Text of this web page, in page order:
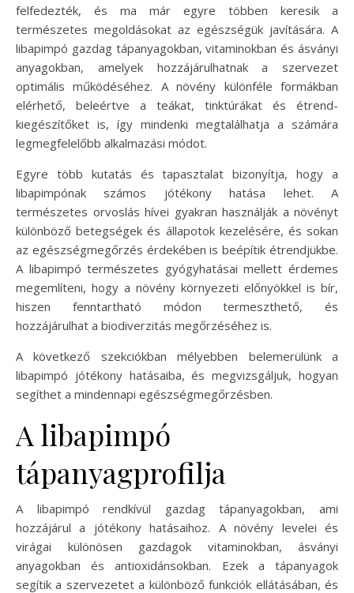
felfedezték, és ma már egyre többen keresik a
természetes megoldásokat az egészségük javítására. A
libapimpó gazdag tápanyagokban, vitaminokban és ásványi
anyagokban, amelyek hozzájárulhatnak a szervezet
optimális működéséhez. A növény különféle formákban
elérhető, beleértve a teákat, tinktúrákat és étrend-
kiegészítőket is, így mindenki megtalálhatja a számára
legmegfelelőbb alkalmazási módot.
Egyre több kutatás és tapasztalat bizonyítja, hogy a
libapimpónak számos jótékony hatása lehet. A
természetes orvoslás hívei gyakran használják a növényt
különböző betegségek és állapotok kezelésére, és sokan
az egészségmegőrzés érdekében is beépítik étrendjükbe.
A libapimpó természetes gyógyhatásai mellett érdemes
megemlíteni, hogy a növény környezeti előnyökkel is bír,
hiszen fenntartható módon termeszthető, és
hozzájárulhat a biodiverzitás megőrzéséhez is.
A következő szekciókban mélyebben belemerülünk a
libapimpó jótékony hatásaiba, és megvizsgáljuk, hogyan
segíthet a mindennapi egészségmegőrzésben.
A libapimpó
tápanyagprofilja
A libapimpó rendkívül gazdag tápanyagokban, ami
hozzájárul a jótékony hatásaihoz. A növény levelei és
virágai különösen gazdagok vitaminokban, ásványi
anyagokban és antioxidánsokban. Ezek a tápanyagok
segítik a szervezetet a különböző funkciók ellátásában, és